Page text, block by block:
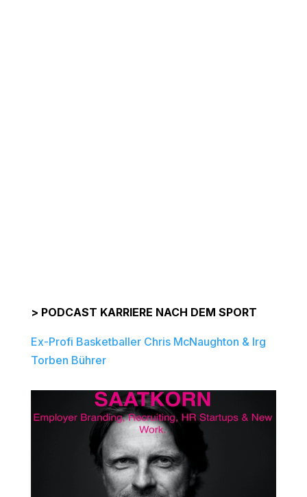
> PODCAST KARRIERE NACH DEM SPORT
Ex-Profi Basketballer Chris McNaughton & Irg
Torben Bührer